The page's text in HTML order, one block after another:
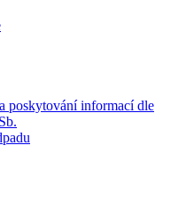
poskytování informací dle